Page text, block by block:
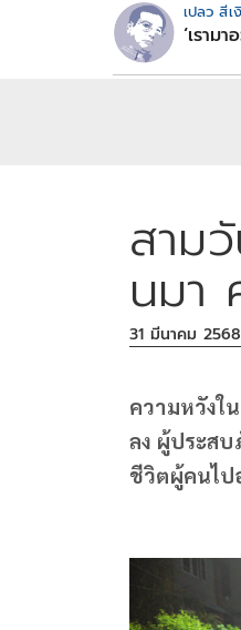
เปลว สีเ
‘เราม
สาม
นมา
31 มีนาคม
ความหวังใ
ลง ผู้ประส
ชีวิตผู้คนไป